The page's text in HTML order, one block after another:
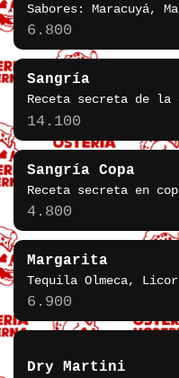
Sabores: Maracuyá,
6.800
Sangría
Receta secreta
14.100
Sangría Copa
Receta secreta en
4.800
Margarita
Tequila Olmeca,
6.900
Dry Martini